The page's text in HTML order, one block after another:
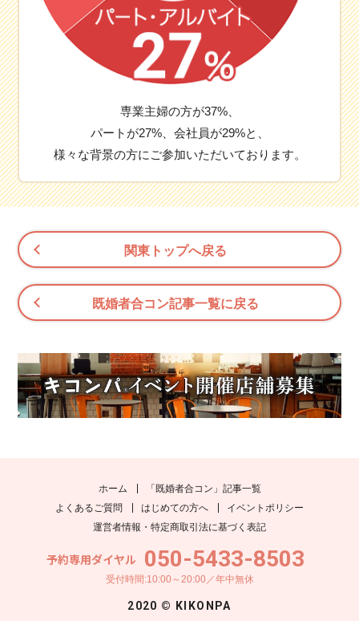
専業主婦の方が37%、
パートが27%、会社員が29%と、
様々な背景の方にご参加いただいております。
関東トップへ戻る
既婚者合コン記事一覧に戻る
ホーム
「既婚者合コン」記事一覧
よくあるご質問
はじめての方へ
イベントポリシー
運営者情報・特定商取引法に基づく表記
予約専用ダイヤル 050-5433-8503
受付時間:10:00～20:00／年中無休
2020 © KIKONPA